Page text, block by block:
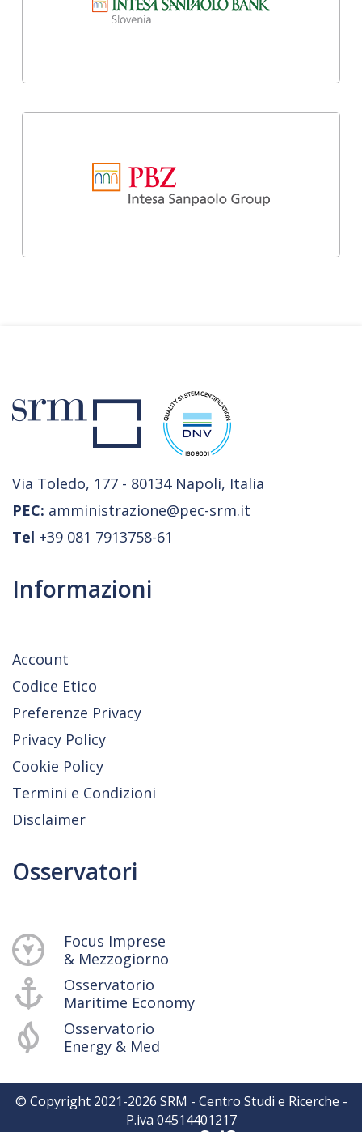
Via Toledo, 177 - 80134 Napoli, Italia
PEC: amministrazione@pec-srm.it
Tel +39 081 7913758-61
Informazioni
Account
Codice Etico
Preferenze Privacy
Privacy Policy
Cookie Policy
Termini e Condizioni
Disclaimer
Osservatori
Focus Imprese
& Mezzogiorno
Osservatorio
Maritime Economy
Osservatorio
Energy & Med
© Copyright 2021-2026 SRM - Centro Studi e Ricerche -
P.iva 04514401217